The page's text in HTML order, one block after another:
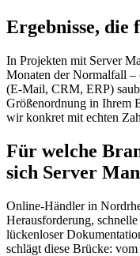
Ergebnisse, die
In Projekten mit Server
Monaten der Normalfall –
(E-Mail, CRM, ERP)
Größenordnung in Ihrem
wir konkret mit echten
Für welche
sich Server
Online-Händler in
Herausforderung,
lückenloser
schlägt diese Brücke: